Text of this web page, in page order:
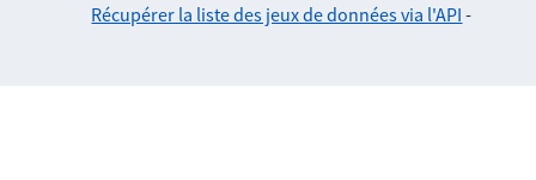
Récupérer la liste des jeux de données via l'API -